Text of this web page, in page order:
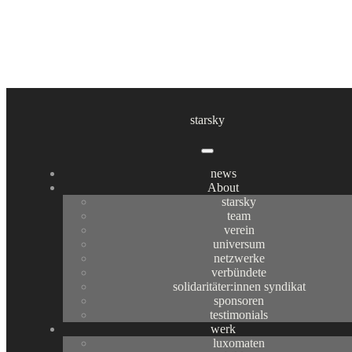
starsky
news
About
starsky
team
verein
universum
netzwerke
verbündete
solidaritäter:innen syndikat
sponsoren
testimonials
werk
luxomaten
:: wir sind mächtiger als irrglaubt ::
:: das normal ist irr! ::
:: wir sind mächtiger als irrglaubt ::
eine Projektionsguerilla Tour von starsky